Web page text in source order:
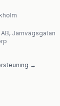
Järnvägsgatan
→